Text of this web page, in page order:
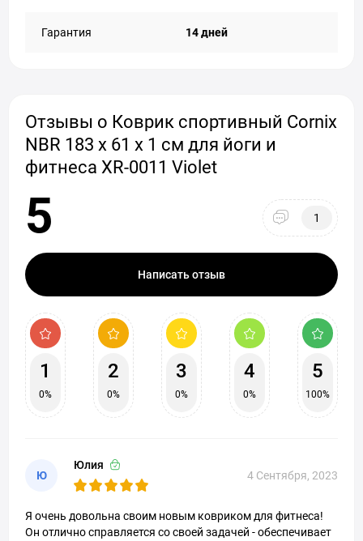
Гарантия 14 дней
Отзывы о Коврик спортивный Cornix
NBR 183 x 61 x 1 cм для йоги и
фитнеса XR-0011 Violet
5 1
Написать отзыв
1
0%
2
0%
3
0%
4
0%
5
100%
Ю
Юлия
4 Сентября, 2023
Я очень довольна своим новым ковриком для фитнеса!
Он отлично справляется со своей задачей - обеспечивает